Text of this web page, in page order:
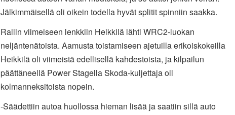
Jälkimmäisellä oli oikein todella hyvät splitit spinniin saakka.
Rallin viimeiseen lenkkiin Heikkilä lähti WRC2-luokan
neljäntenätoista. Aamusta toistamiseen ajetuilla erikoiskokeilla
Heikkilä oli viimeistä edellisellä kahdestoista, ja kilpailun
päättäneellä Power Stagella Skoda-kuljettaja oli
kolmanneksitoista nopein.
-Säädettiin autoa huollossa hieman lisää ja saatiin sillä auto